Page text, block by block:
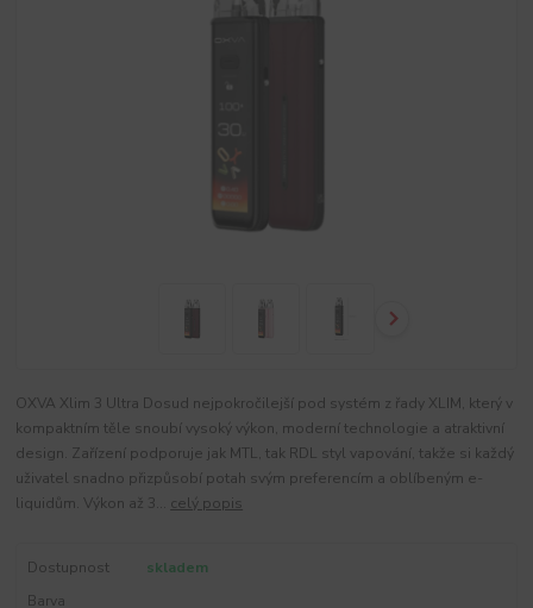
OXVA Xlim 3 Ultra Dosud nejpokročilejší pod systém z řady XLIM, který v
kompaktním těle snoubí vysoký výkon, moderní technologie a atraktivní
design. Zařízení podporuje jak MTL, tak RDL styl vapování, takže si každý
uživatel snadno přizpůsobí potah svým preferencím a oblíbeným e-
liquidům. Výkon až 3... celý popis
Dostupnost
skladem
Barva